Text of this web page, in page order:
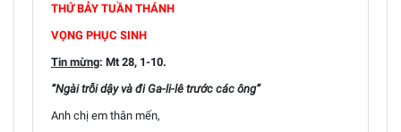
THỨ BẢY TUẦN THÁNH
VỌNG PHỤC SINH
Tin mừng: Mt 28, 1-10.
“Ngài trỗi dậy và đi Ga-li-lê trước các ông”
Anh chị em thân mến,